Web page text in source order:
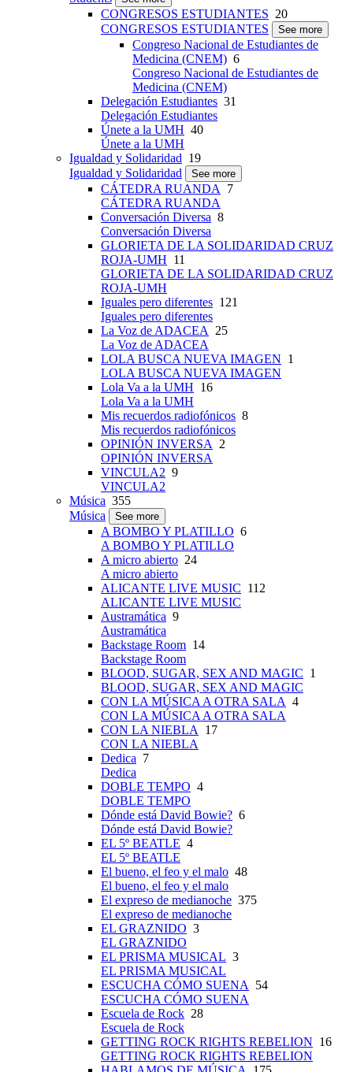
CONGRESOS ESTUDIANTES 20
CONGRESOS ESTUDIANTES
See more
Congreso Nacional de Estudiantes de
Medicina (CNEM) 6
Congreso Nacional de Estudiantes de
Medicina (CNEM)
Delegación Estudiantes 31
Delegación Estudiantes
Únete a la UMH 40
Únete a la UMH
Igualdad y Solidaridad 19
Igualdad y Solidaridad
See more
CÁTEDRA RUANDA 7
CÁTEDRA RUANDA
Conversación Diversa 8
Conversación Diversa
GLORIETA DE LA SOLIDARIDAD CRUZ
ROJA-UMH 11
GLORIETA DE LA SOLIDARIDAD CRUZ
ROJA-UMH
Iguales pero diferentes 121
Iguales pero diferentes
La Voz de ADACEA 25
La Voz de ADACEA
LOLA BUSCA NUEVA IMAGEN 1
LOLA BUSCA NUEVA IMAGEN
Lola Va a la UMH 16
Lola Va a la UMH
Mis recuerdos radiofónicos 8
Mis recuerdos radiofónicos
OPINIÓN INVERSA 2
OPINIÓN INVERSA
VINCULA2 9
VINCULA2
Música 355
Música
See more
A BOMBO Y PLATILLO 6
A BOMBO Y PLATILLO
A micro abierto 24
A micro abierto
ALICANTE LIVE MUSIC 112
ALICANTE LIVE MUSIC
Austramática 9
Austramática
Backstage Room 14
Backstage Room
BLOOD, SUGAR, SEX AND MAGIC 1
BLOOD, SUGAR, SEX AND MAGIC
CON LA MÚSICA A OTRA SALA 4
CON LA MÚSICA A OTRA SALA
CON LA NIEBLA 17
CON LA NIEBLA
Dedica 7
Dedica
DOBLE TEMPO 4
DOBLE TEMPO
Dónde está David Bowie? 6
Dónde está David Bowie?
EL 5º BEATLE 4
EL 5º BEATLE
El bueno, el feo y el malo 48
El bueno, el feo y el malo
El expreso de medianoche 375
El expreso de medianoche
EL GRAZNIDO 3
EL GRAZNIDO
EL PRISMA MUSICAL 3
EL PRISMA MUSICAL
ESCUCHA CÓMO SUENA 54
ESCUCHA CÓMO SUENA
Escuela de Rock 28
Escuela de Rock
GETTING ROCK RIGHTS REBELION 16
GETTING ROCK RIGHTS REBELION